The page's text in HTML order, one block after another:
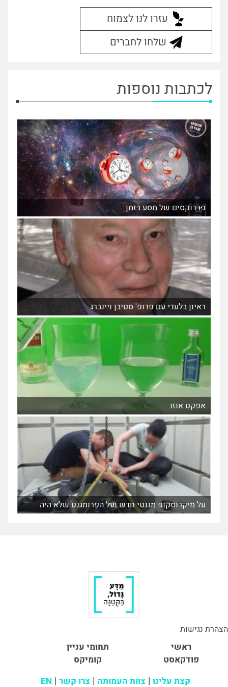
עזרו לנו לצמוח
שלחו לחברים
לכתבות נוספות
פרדוקסים של מסע בזמן
ראיון בלעדי עם פרופ' סטיבן ויינברג
אפקט אוזו
על מיקרוסקופ מגנטי חדש ועל הפרומגנט שלא היה
הצהרת נגישות
ראשי
תחומי עניין
פודקאסט
קומיקס
קצת עלינו צוות העמותה צרו קשר EN